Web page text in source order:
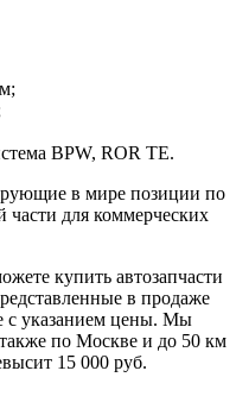
BPW, ROR TE.
в мире позиции по
части для коммерческих
купить автозапчасти
в продаже
с указанием цены. Мы
по Москве и до 50 км
15 000 руб.